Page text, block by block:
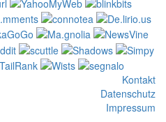
Kontakt
Datenschutz
Impressum